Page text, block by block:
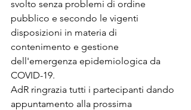
svolto senza problemi di ordine
pubblico e secondo le vigenti
disposizioni in materia di
contenimento e gestione
dell'emergenza epidemiologica da
COVID-19.
AdR ringrazia tutti i partecipanti dando
appuntamento alla prossima